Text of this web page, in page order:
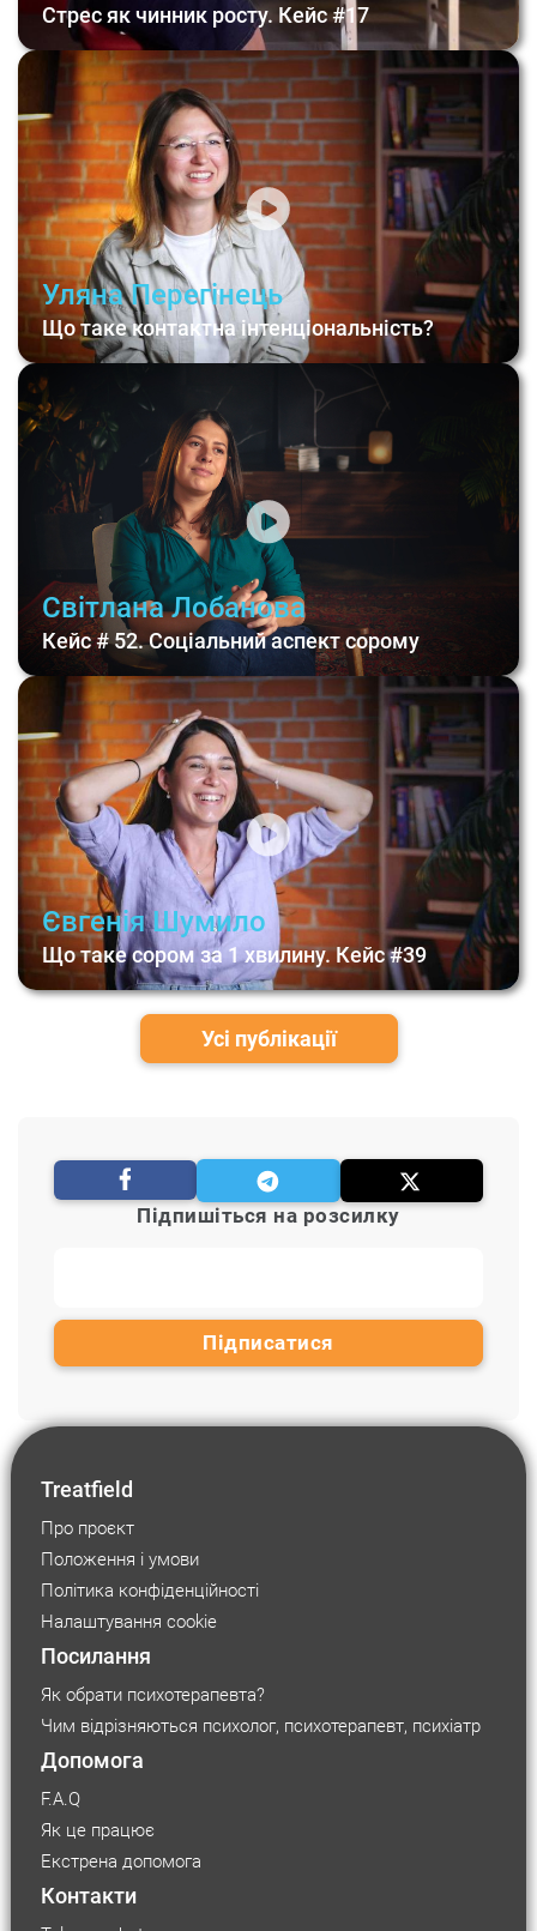
Стрес як чинник росту. Кейс #17
Уляна Перегінець
Що таке контактна інтенціональність?
Світлана Лобанова
Кейс # 52. Соціальний аспект сорому
Євгенія Шумило
Що таке сором за 1 хвилину. Кейс #39
Усі публікації
Підпишіться на розсилку
Treatfield
Про проєкт
Положення і умови
Політика конфіденційності
Налаштування cookie
Посилання
Як обрати психотерапевта?
Чим відрізняються психолог, психотерапевт, психіатр
Допомога
F.A.Q
Як це працює
Екстрена допомога
Контакти